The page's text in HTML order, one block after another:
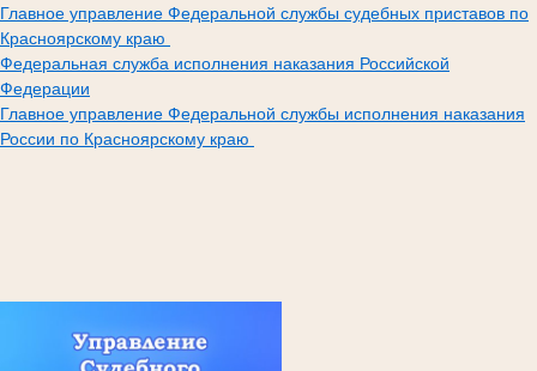
Главное управление Федеральной службы судебных приставов по
Красноярскому краю
Федеральная служба исполнения наказания Российской
Федерации
Главное управление Федеральной службы исполнения наказания
России по Красноярскому краю